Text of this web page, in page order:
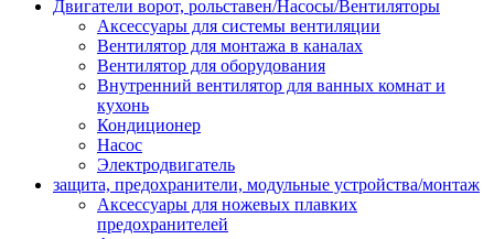
Двигатели ворот, рольставен/Насосы/Вентиляторы
Аксессуары для системы вентиляции
Вентилятор для монтажа в каналах
Вентилятор для оборудования
Внутренний вентилятор для ванных комнат и
кухонь
Кондиционер
Насос
Электродвигатель
защита, предохранители, модульные устройства/монтаж
Аксессуары для ножевых плавких
предохранителей